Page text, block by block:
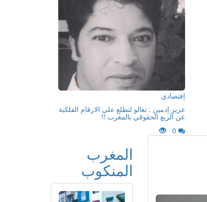
إقتصادي
عزيز إدمين : تعالو لنطلع على الارقام الفلكية
عن الربع الحقوقي بالمغرب !!
المغرب
المنكوب